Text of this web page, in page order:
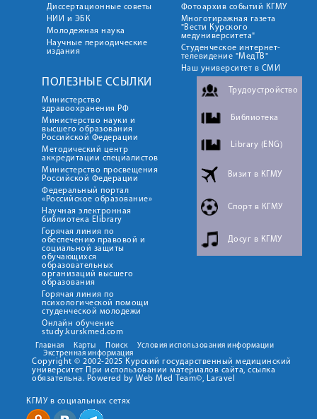
Диссертационные советы
НИИ и ЭБК
Молодежная наука
Научные периодические
издания
Фотоархив событий КГМУ
Многотиражная газета
"Вести Курского
медуниверситета"
Студенческое интернет-
телевидение "МедТВ"
Наш университет в СМИ
ПОЛЕЗНЫЕ ССЫЛКИ
Министерство
здравоохранения РФ
Министерство науки и
высшего образования
Российской Федерации
Методический центр
аккредитации специалистов
Министерство просвещения
Российской Федерации
Федеральный портал
«Российское образование»
Научная электронная
библиотека Elibrary
Горячая линия по
обеспечению правовой и
социальной защиты
обучающихся
образовательных
организаций высшего
образования
Горячая линия по
психологической помощи
студенческой молодежи
Онлайн обучение
study.kurskmed.com
Трудоустройство
Библиотека
Library (ENG)
Визит в КГМУ
Спорт в КГМУ
Досуг в КГМУ
Главная Карты Поиск
Условия использования информации
Экстренная информация
Copyright © 2002-2025 Курский государственный медицинский
университет При использовании материалов сайта, ссылка
обязательна. Powered by Web Med Team©, Laravel
КГМУ в социальных сетях